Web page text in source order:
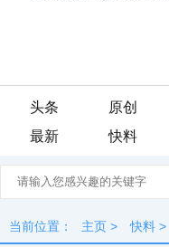
头条 原创
最新
快料
当前位置： 主页 > 快料 >